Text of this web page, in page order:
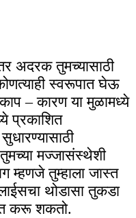
अदरक तुमच्यासाठी
स्वरूपात घेऊ
– कारण या मुळामध्ये
प्रकाशित
मज्जासंस्थेशी
म्हणजे तुम्हाला जास्त
थोडासा तुकडा
करू शकतो.